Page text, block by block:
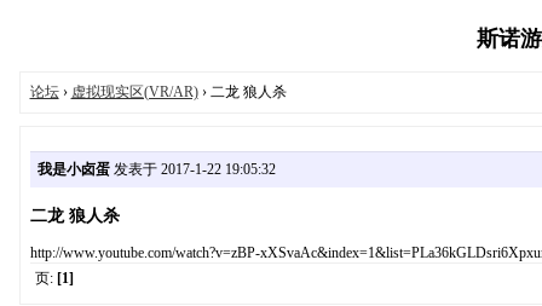
斯诺
论坛› 虚拟现实区(VR/AR)› 二龙 狼人杀
我是小卤蛋发表于 2017-1-22 19:05:32
二龙 狼人杀
http://www.youtube.com/watch?v=zBP-
页: [1]